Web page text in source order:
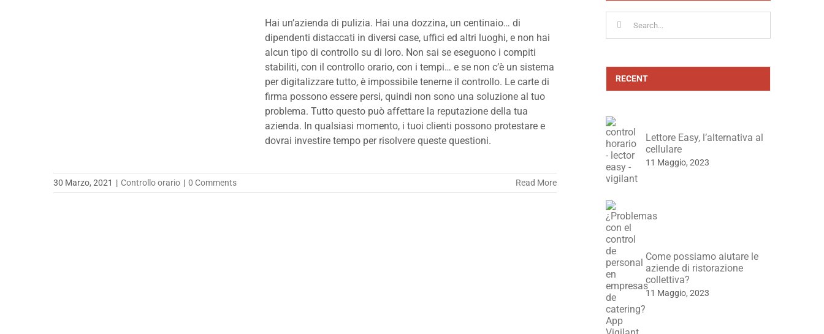
Hai un’azienda di pulizia. Hai una dozzina, un centinaio… di
dipendenti distaccati in diversi case, uffici ed altri luoghi, e non hai
alcun tipo di controllo su di loro. Non sai se eseguono i compiti
stabiliti, con il controllo orario, con i tempi… e se non c’è un sistema
per digitalizzare tutto, è impossibile tenerne il controllo. Le carte di
firma possono essere persi, quindi non sono una soluzione al tuo
problema. Tutto questo può affettare la reputazione della tua
azienda. In qualsiasi momento, i tuoi clienti possono protestare e
dovrai investire tempo per risolvere queste questioni.
30 Marzo, 2021 | Controllo orario | 0 Comments Read More
RECENT
Lettore Easy, l’alternativa al
cellulare
11 Maggio, 2023
Come possiamo aiutare le
aziende di ristorazione
collettiva?
11 Maggio, 2023